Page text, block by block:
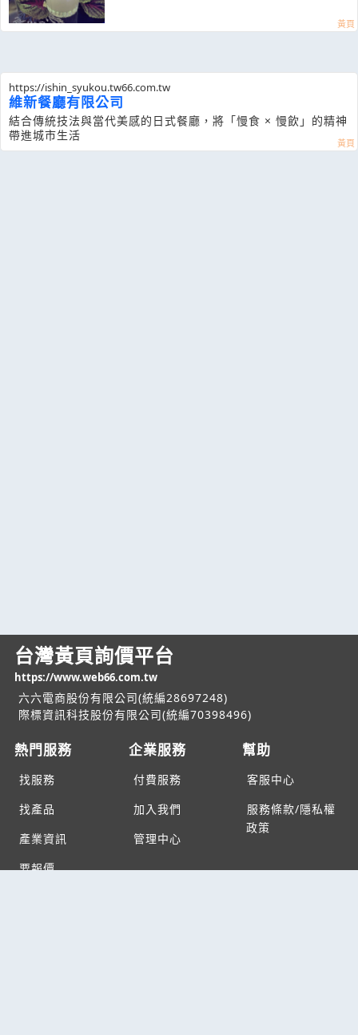
https://ishin_syukou.tw66.com.tw
維新餐廳有限公司
結合傳統技法與當代美感的日式餐廳，將「慢食 × 慢飲」的精神
帶進城市生活
台灣黃頁詢價平台
https://www.web66.com.tw
六六電商股份有限公司(統編28697248)
際標資訊科技股份有限公司(統編70398496)
熱門服務
找服務
找產品
產業資訊
要報價
企業服務
付費服務
加入我們
管理中心
幫助
客服中心
服務條款/隱私權
政策